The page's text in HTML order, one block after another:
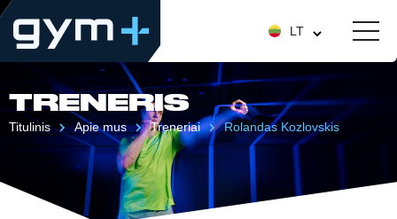
LT
TRENERIS
Titulinis Apie mus Treneriai Rolandas Kozlovskis